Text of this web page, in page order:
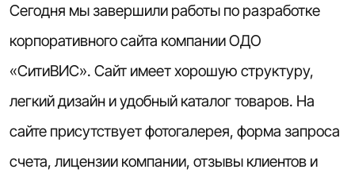
Сегодня мы завершили работы по разработке
корпоративного сайта компании ОДО
«СитиВИС». Сайт имеет хорошую структуру,
легкий дизайн и удобный каталог товаров. На
сайте присутствует фотогалерея, форма запроса
счета, лицензии компании, отзывы клиентов и